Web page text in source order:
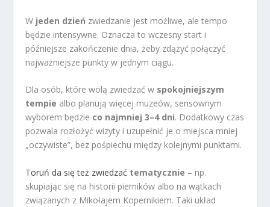
W jeden dzień zwiedzanie jest możliwe, ale tempo
będzie intensywne. Oznacza to wczesny start i
późniejsze zakończenie dnia, żeby zdążyć połączyć
najważniejsze punkty w jednym ciągu.
Dla osób, które wolą zwiedzać w spokojniejszym
tempie albo planują więcej muzeów, sensownym
wyborem będzie co najmniej 3–4 dni. Dodatkowy czas
pozwala rozłożyć wizyty i uzupełnić je o miejsca mniej
„oczywiste”, bez pośpiechu między kolejnymi punktami.
Toruń da się też zwiedzać tematycznie – np.
skupiając się na historii pierników albo na wątkach
związanych z Mikołajem Kopernikiem. Taki układ